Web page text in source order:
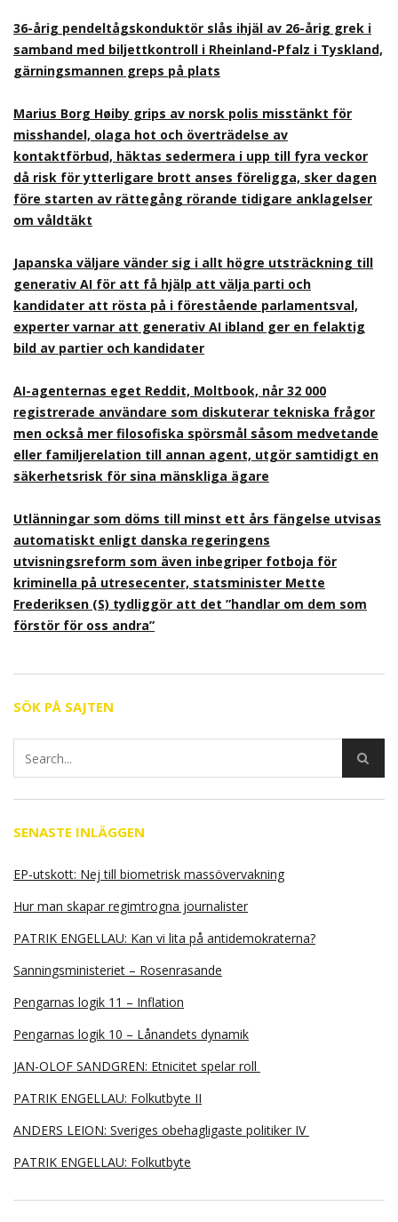
36-årig pendeltågskonduktör slås ihjäl av 26-årig grek i
samband med biljettkontroll i Rheinland-Pfalz i Tyskland,
gärningsmannen greps på plats
Marius Borg Høiby grips av norsk polis misstänkt för
misshandel, olaga hot och överträdelse av
kontaktförbud, häktas sedermera i upp till fyra veckor
då risk för ytterligare brott anses föreligga, sker dagen
före starten av rättegång rörande tidigare anklagelser
om våldtäkt
Japanska väljare vänder sig i allt högre utsträckning till
generativ AI för att få hjälp att välja parti och
kandidater att rösta på i förestående parlamentsval,
experter varnar att generativ AI ibland ger en felaktig
bild av partier och kandidater
AI-agenternas eget Reddit, Moltbook, når 32 000
registrerade användare som diskuterar tekniska frågor
men också mer filosofiska spörsmål såsom medvetande
eller familjerelation till annan agent, utgör samtidigt en
säkerhetsrisk för sina mänskliga ägare
Utlänningar som döms till minst ett års fängelse utvisas
automatiskt enligt danska regeringens
utvisningsreform som även inbegriper fotboja för
kriminella på utresecenter, statsminister Mette
Frederiksen (S) tydliggör att det ”handlar om dem som
förstör för oss andra”
SÖK PÅ SAJTEN
SENASTE INLÄGGEN
EP-utskott: Nej till biometrisk massövervakning
Hur man skapar regimtrogna journalister
PATRIK ENGELLAU: Kan vi lita på antidemokraterna?
Sanningsministeriet – Rosenrasande
Pengarnas logik 11 – Inflation
Pengarnas logik 10 – Lånandets dynamik
JAN-OLOF SANDGREN: Etnicitet spelar roll
PATRIK ENGELLAU: Folkutbyte II
ANDERS LEION: Sveriges obehagligaste politiker IV
PATRIK ENGELLAU: Folkutbyte